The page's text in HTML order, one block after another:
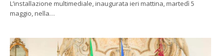
L’installazione multimediale, inaugurata ieri mattina, martedì 5
maggio, nella…